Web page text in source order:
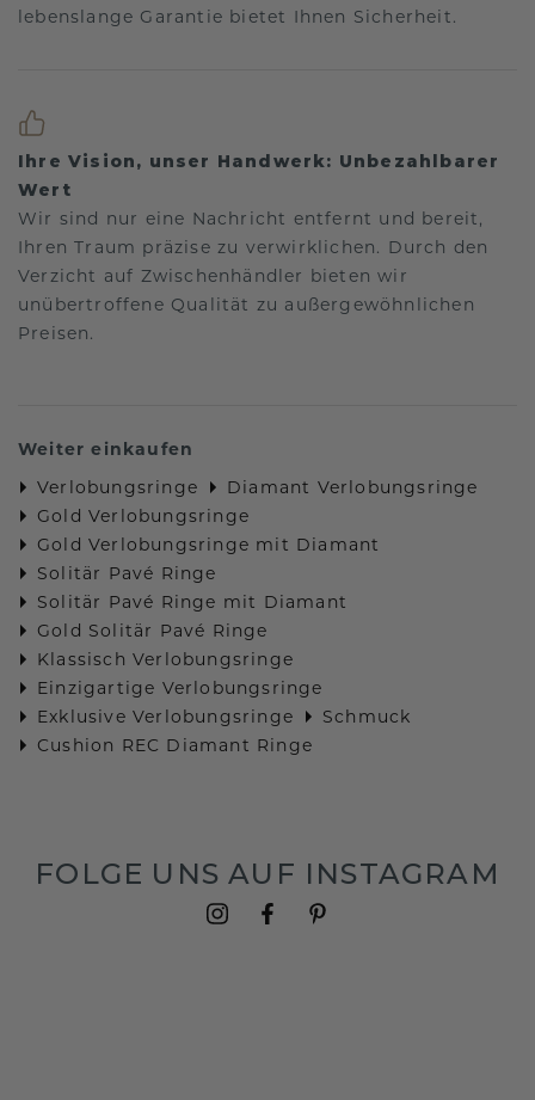
lebenslange Garantie bietet Ihnen Sicherheit.
Ihre Vision, unser Handwerk: Unbezahlbarer
Wert
Wir sind nur eine Nachricht entfernt und bereit,
Ihren Traum präzise zu verwirklichen. Durch den
Verzicht auf Zwischenhändler bieten wir
unübertroffene Qualität zu außergewöhnlichen
Preisen.
Weiter einkaufen
Verlobungsringe
Diamant Verlobungsringe
Gold Verlobungsringe
Gold Verlobungsringe mit Diamant
Solitär Pavé Ringe
Solitär Pavé Ringe mit Diamant
Gold Solitär Pavé Ringe
Klassisch Verlobungsringe
Einzigartige Verlobungsringe
Exklusive Verlobungsringe
Schmuck
Cushion REC Diamant Ringe
FOLGE UNS AUF INSTAGRAM